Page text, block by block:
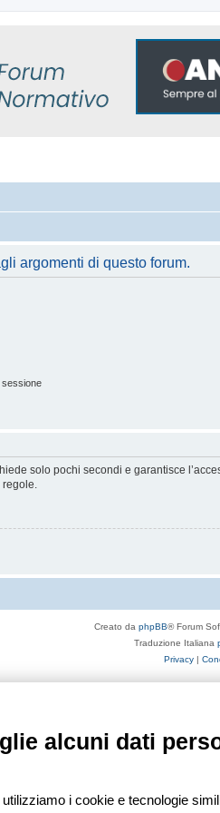
argomenti di questo forum.
sessione
solo pochi secondi e garantisce
Creato da phpBB® Forum
Traduzione Italiana
Privacy |
alcuni dati
i cookie e tecnologie